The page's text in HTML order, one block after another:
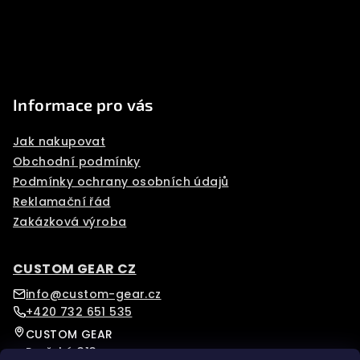
Informace pro vás
Jak nakupovat
Obchodní podmínky
Podmínky ochrany osobních údajů
Reklamační řád
Zakázková výroba
CUSTOM GEAR CZ
info@custom-gear.cz
+420 732 651 535
CUSTOM GEAR
Pražská 313